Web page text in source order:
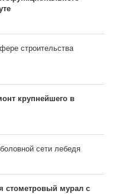
строительства
крупнейшего в
сети лебедя
стометровый мурал с